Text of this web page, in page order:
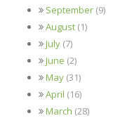
September (9)
August (1)
July (7)
June (2)
May (31)
April (16)
March (28)